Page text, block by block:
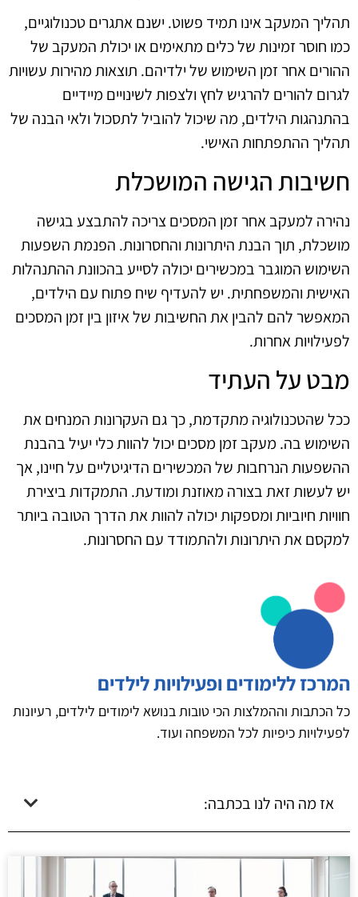
תהליך המעקב אינו תמיד פשוט. ישנם אתגרים טכנולוגיים,
כמו חוסר זמינות של כלים מתאימים או יכולת המעקב של
ההורים אחר זמן השימוש של ילדיהם. תוצאות מהירות עשויות
לגרום להורים להרגיש לחץ ולצפות לשינויים מיידיים
בהתנהגות הילדים, מה שיכול להוביל לתסכול ולאי הבנה של
תהליך ההתפתחות האישי.
חשיבות הגישה המושכלת
נהירה למעקב אחר זמן המסכים צריכה להתבצע בגישה
מושכלת, תוך הבנת היתרונות והחסרונות. הפנמת השפעות
השימוש המוגבר במכשירים יכולה לסייע בהכוונת ההתנהלות
האישית והמשפחתית. יש להעדיף שיח פתוח עם הילדים,
המאפשר להם להבין את החשיבות של איזון בין זמן המסכים
לפעילויות אחרות.
מבט על העתיד
ככל שהטכנולוגיה מתקדמת, כך גם העקרונות המנחים את
השימוש בה. מעקב זמן מסכים יכול להוות כלי יעיל בהבנת
ההשפעות הנרחבות של המכשירים הדיגיטליים על חיינו, אך
יש לעשות זאת בצורה מאוזנת ומודעת. התמקדות ביצירת
חוויות חיוביות ומספקות יכולה להוות את הדרך הטובה ביותר
למקסם את היתרונות ולהתמודד עם החסרונות.
המרכז ללימודים ופעילויות לילדים
כל הכתבות וההמלצות הכי טובות בנושא לימודים לילדים, רעיונות
לפעילויות כיפיות לכל המשפחה ועוד.
אז מה היה לנו בכתבה: